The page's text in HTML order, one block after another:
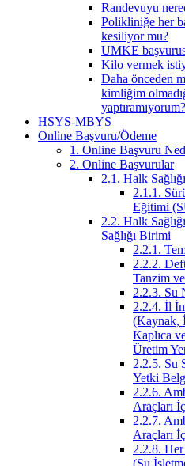
Randevuyu
Polikliniğe her
kesiliyor mu?
UMKE
Kilo vermek
Daha önceden
kimliğim
yaptıramıyorum?
HSYS-MBYS
Online Başvuru/Ödeme
1. Online Başvuru
2. Online Başvurular
2.1. Halk
2.1.1.
Eğitimi
2.2. Halk
Sağlığı Birimi
2.2.1.
2.2.2.
Tanzim
2.2.3. Su
2.2.4. İl
(Kaynak,
Kaplıca
Üretim
2.2.5. Su
Yetki
2.2.6.
Araçları
2.2.7.
Araçları
2.2.8.
(Su